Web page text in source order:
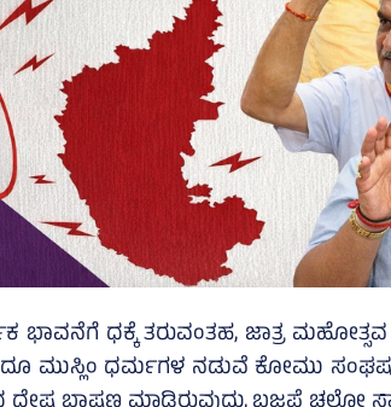
ಭಾವನೆಗೆ ಧಕ್ಕೆ ತರುವಂತಹ, ಜಾತ್ರ
ಮುಸ್ಲಿಂ ಧರ್ಮಗಳ ನಡುವೆ ಕೋಮು